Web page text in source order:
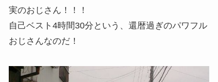
実のおじさん！！！
自己ベスト4時間30分という、還暦過ぎのパワフル
おじさんなのだ！